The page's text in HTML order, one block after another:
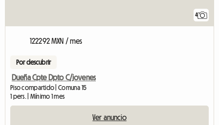
4
122292 MXN / mes
Por descubrir
Dueña Cpte Dpto C/jovenes
Piso compartido | Comuna 15
1 pers. | Mínimo 1 mes
Ver anuncio